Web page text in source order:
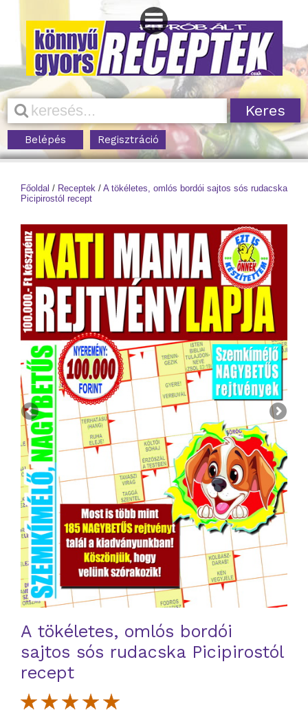
Belépés Regisztráció
Főoldal / Receptek / A tökéletes, omlós bordói sajtos sós rudacska
Picipirostól recept
A tökéletes, omlós bordói
sajtos sós rudacska Picipirostól
recept